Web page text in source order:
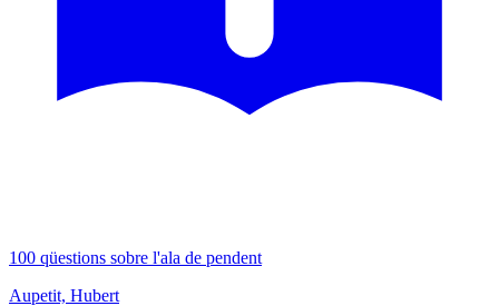
100 qüestions sobre l'ala de pendent
Aupetit, Hubert